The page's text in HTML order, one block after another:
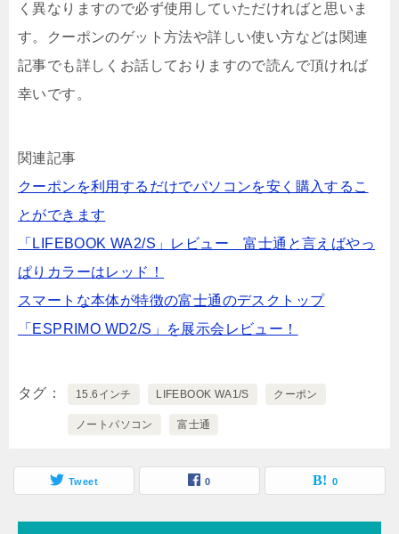
く異なりますので必ず使用していただければと思いま
す。クーポンのゲット方法や詳しい使い方などは関連
記事でも詳しくお話しておりますので読んで頂ければ
幸いです。
関連記事
クーポンを利用するだけでパソコンを安く購入するこ
とができます
「LIFEBOOK WA2/S」レビュー 富士通と言えばやっ
ぱりカラーはレッド！
スマートな本体が特徴の富士通のデスクトップ
「ESPRIMO WD2/S」を展示会レビュー！
タグ 15.6インチ LIFEBOOK WA1/S クーポン
ノートパソコン 富士通
Tweet 0 0